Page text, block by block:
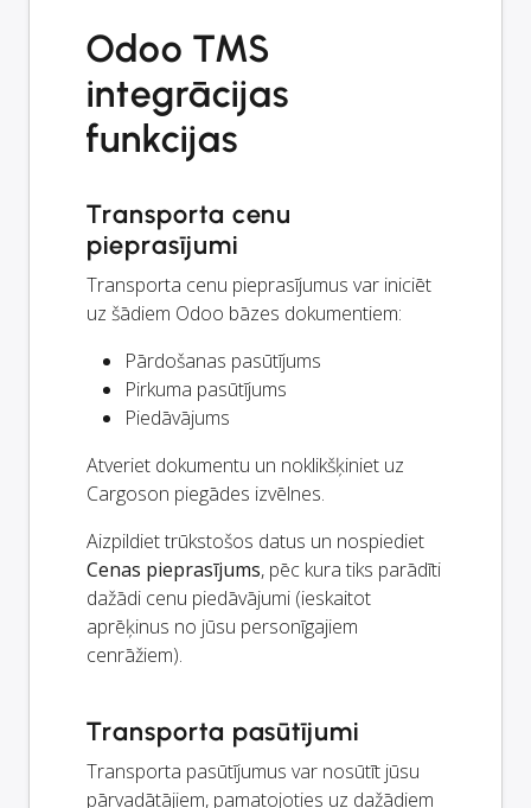
Odoo TMS
integrācijas
funkcijas
Transporta cenu
pieprasījumi
Transporta cenu pieprasījumus var iniciēt
uz šādiem Odoo bāzes dokumentiem:
Pārdošanas pasūtījums
Pirkuma pasūtījums
Piedāvājums
Atveriet dokumentu un noklikšķiniet uz
Cargoson piegādes izvēlnes.
Aizpildiet trūkstošos datus un nospiediet
Cenas pieprasījums, pēc kura tiks parādīti
dažādi cenu piedāvājumi (ieskaitot
aprēķinus no jūsu personīgajiem
cenrāžiem).
Transporta pasūtījumi
Transporta pasūtījumus var nosūtīt jūsu
pārvadātājiem, pamatojoties uz dažādiem